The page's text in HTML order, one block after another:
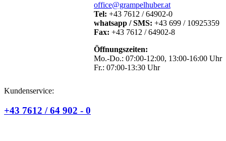
office@grampelhuber.at
Tel: +43 7612 / 64902-0
whatsapp / SMS: +43 699 / 10925359
Fax: +43 7612 / 64902-8
Öffnungszeiten:
Mo.-Do.: 07:00-12:00, 13:00-16:00 Uhr
Fr.: 07:00-13:30 Uhr
Kundenservice:
+43 7612 / 64 902 - 0